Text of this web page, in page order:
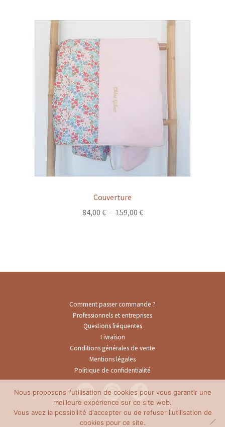
Couverture
84,00 € – 159,00 €Plage
159,00 €
Comment passer commande ?
Professionnels et entreprises
Questions fréquentes
Livraison
Conditions générales de vente
Mentions légales
Politique de confidentialité
Nous proposons l'utilisation de cookies pour vous garantir une
meilleure expérience sur ce site web.
Vous avez la possibilité d'accepter ou de refuser l'utilisation de
cookies pour ce site.